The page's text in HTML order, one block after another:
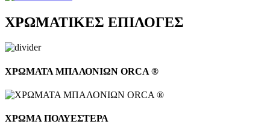
ΧΡΩΜΑΤΙΚΕΣ ΕΠΙΛΟΓΕΣ
ΧΡΩΜΑΤΑ ΜΠΑΛΟΝΙΩΝ ORCA ®
ΧΡΩΜΑ ΠΟΛΥΕΣΤΕΡΑ